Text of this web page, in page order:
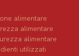
alimentare
alimentare
alimentare
utilizzati